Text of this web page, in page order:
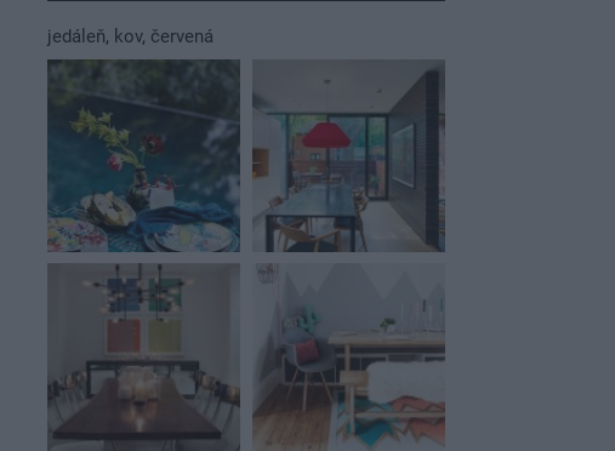
jedáleň, kov, červená